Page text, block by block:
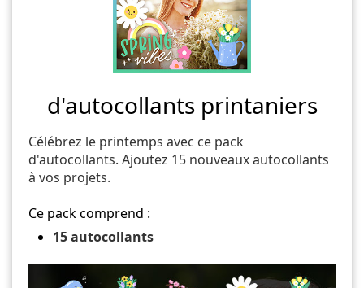
d'autocollants printaniers
Célébrez le printemps avec ce pack
d'autocollants. Ajoutez 15 nouveaux autocollants
à vos projets.
Ce pack comprend :
15 autocollants